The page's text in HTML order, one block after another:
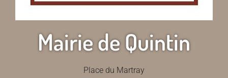
Mairie de Quintin
Place du Martray